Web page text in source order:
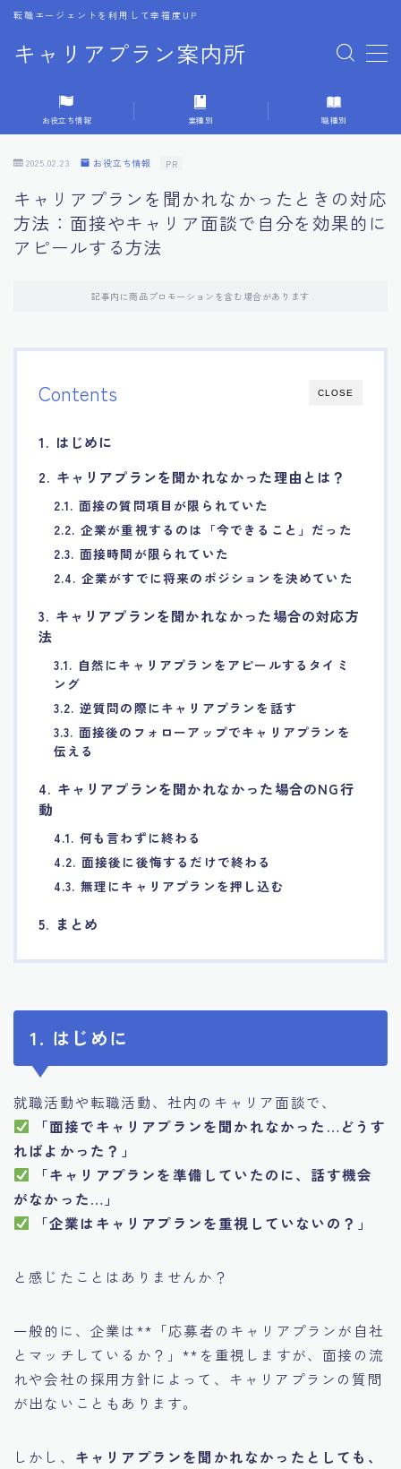
キャリアプラン案内所
転職エージェントを利用して幸福度UP
MENU
1.転職エージェントの選び方
3.キャリア相談時の質問リスト
8.非公開求人の魅力
9.年代別の目標設定ポイント
10.エージェント利用時の注意点
11.転職相談で分かる自分の強み
12.異業種への転職成功手法
13.キャリアアップする為の戦略
お役立ち情報 業種別 職種別
2025.02.23 お役立ち情報 PR
キャリアプランを聞かれなかったときの対応
方法：面接やキャリア面談で自分を効果的に
アピールする方法
記事内に商品プロモーションを含む場合があります
CLOSE
Contents
1. はじめに
2. キャリアプランを聞かれなかった理由とは？
2.1. 面接の質問項目が限られていた
2.2. 企業が重視するのは「今できること」だった
2.3. 面接時間が限られていた
2.4. 企業がすでに将来のポジションを決めていた
3. キャリアプランを聞かれなかった場合の対応方
法
3.1. 自然にキャリアプランをアピールするタイミ
ング
3.2. 逆質問の際にキャリアプランを話す
3.3. 面接後のフォローアップでキャリアプランを
伝える
4. キャリアプランを聞かれなかった場合のNG行
動
4.1. 何も言わずに終わる
4.2. 面接後に後悔するだけで終わる
4.3. 無理にキャリアプランを押し込む
5. まとめ
1. はじめに
就職活動や転職活動、社内のキャリア面談で、
「面接でキャリアプランを聞かれなかった…どうす
ればよかった？」
「キャリアプランを準備していたのに、話す機会
がなかった…」
「企業はキャリアプランを重視していないの？」
と感じたことはありませんか？
一般的に、企業は**「応募者のキャリアプランが自社
とマッチしているか？」**を重視しますが、面接の流
れや会社の採用方針によって、キャリアプランの質問
が出ないこともあります。
しかし、 キャリアプランを聞かれなかったとしても、